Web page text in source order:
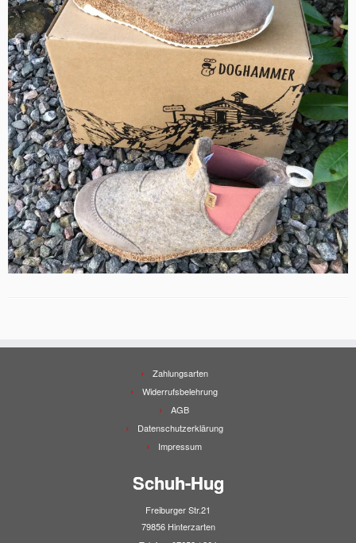
Zahlungsarten
Widerrufsbelehrung
AGB
Datenschutzerklärung
Impressum
Schuh-Hug
Freiburger Str.21
79856 Hinterzarten